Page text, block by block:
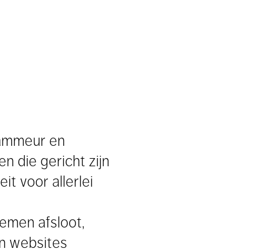
en
die gericht zijn
voor allerlei
afsloot,
websites